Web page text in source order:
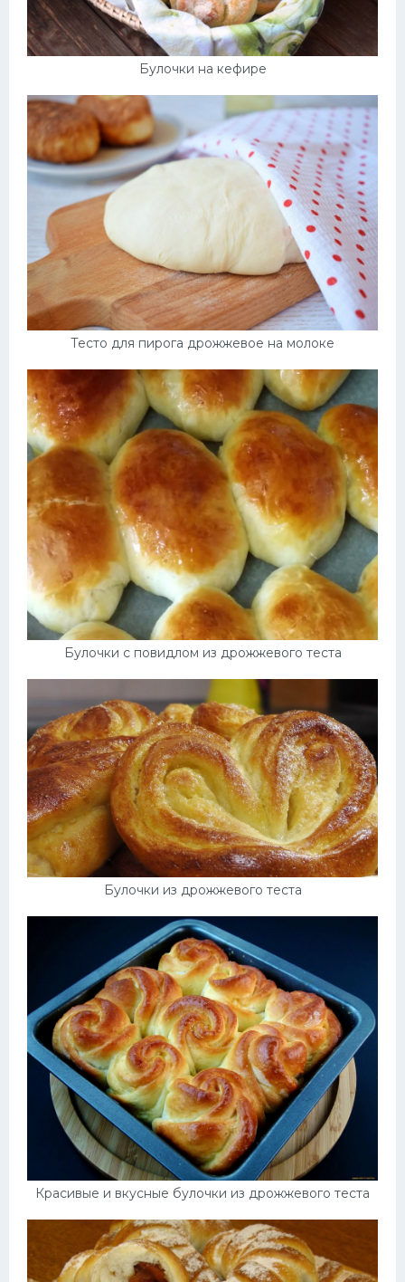
Булочки на кефире
Тесто для пирога дрожжевое на молоке
Булочки с повидлом из дрожжевого теста
Булочки из дрожжевого теста
Красивые и вкусные булочки из дрожжевого теста